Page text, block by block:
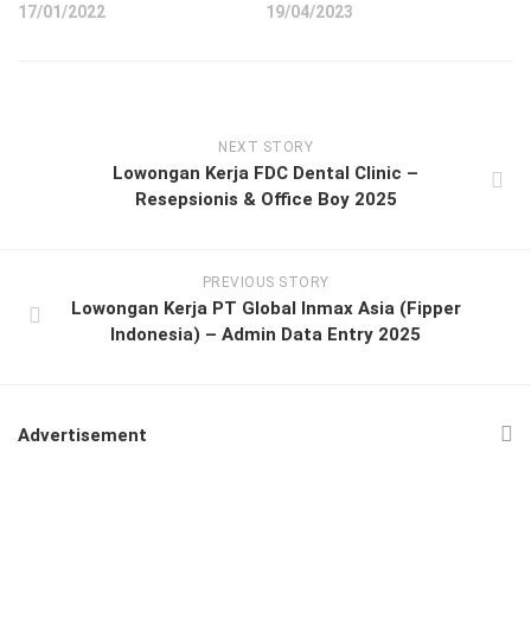
17/01/2022 19/04/2023
NEXT STORY
Lowongan Kerja FDC Dental Clinic –
Resepsionis & Office Boy 2025
PREVIOUS STORY
Lowongan Kerja PT Global Inmax Asia (Fipper
Indonesia) – Admin Data Entry 2025
Advertisement